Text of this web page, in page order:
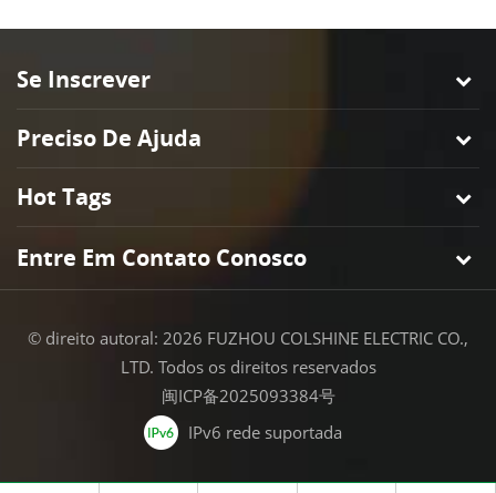
Se Inscrever
Preciso De Ajuda
Hot Tags
Entre Em Contato Conosco
© direito autoral: 2026 FUZHOU COLSHINE ELECTRIC CO.,
LTD. Todos os direitos reservados
闽ICP备2025093384号
IPv6 rede suportada